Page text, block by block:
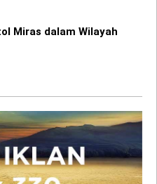
Miras dalam Wilayah